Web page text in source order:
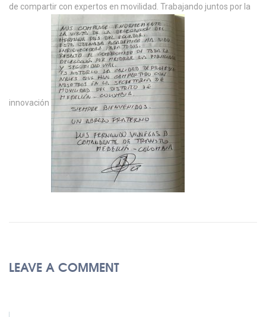
de compartir con expertos en movilidad. Trabajando juntos por la
innovación
LEAVE A COMMENT